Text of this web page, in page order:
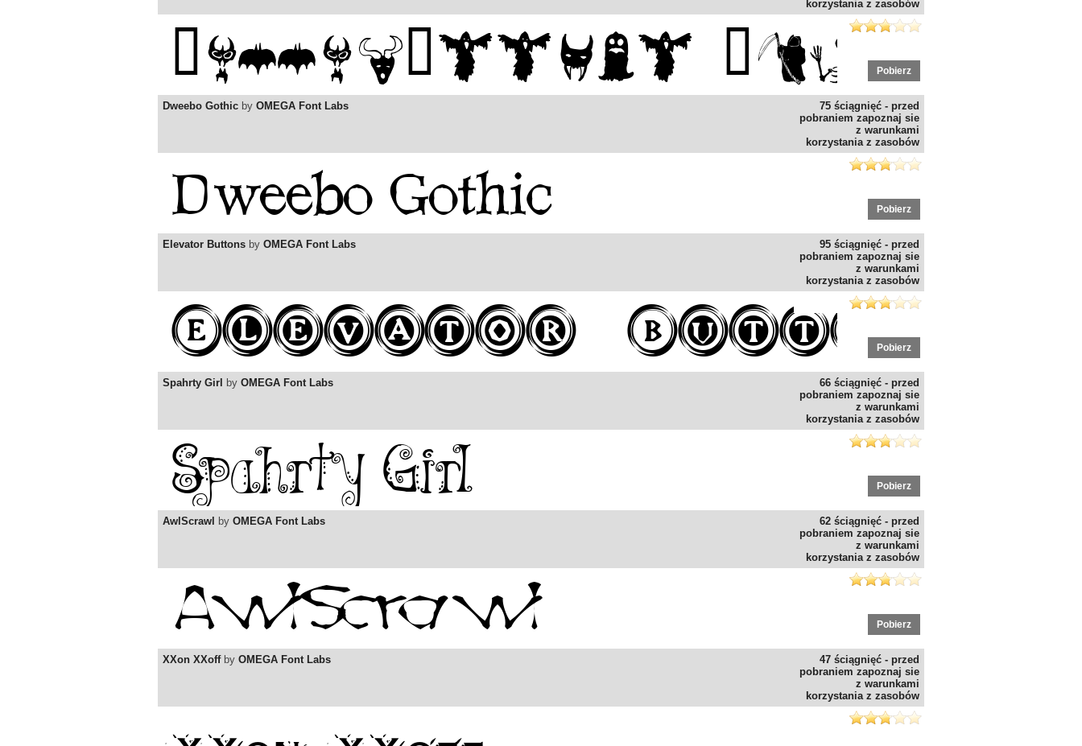
korzystania z zasobów
Pobierz
75 ściągnięć - przed
pobraniem zapoznaj sie
z warunkami
korzystania z zasobów
Dweebo Gothic by OMEGA Font Labs
Pobierz
95 ściągnięć - przed
pobraniem zapoznaj sie
z warunkami
korzystania z zasobów
Elevator Buttons by OMEGA Font Labs
Pobierz
66 ściągnięć - przed
pobraniem zapoznaj sie
z warunkami
korzystania z zasobów
Spahrty Girl by OMEGA Font Labs
Pobierz
62 ściągnięć - przed
pobraniem zapoznaj sie
z warunkami
korzystania z zasobów
AwlScrawl by OMEGA Font Labs
Pobierz
47 ściągnięć - przed
pobraniem zapoznaj sie
z warunkami
korzystania z zasobów
XXon XXoffby OMEGA Font Labs